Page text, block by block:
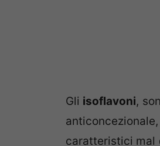
Gli isoflavoni,
caratteristici mal